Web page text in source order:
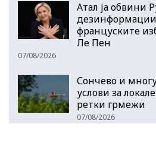
Атал ја обвини
француските
Ле Пен
07/08/2026
Сончево и
услови за
ретки грмежи
07/08/2026